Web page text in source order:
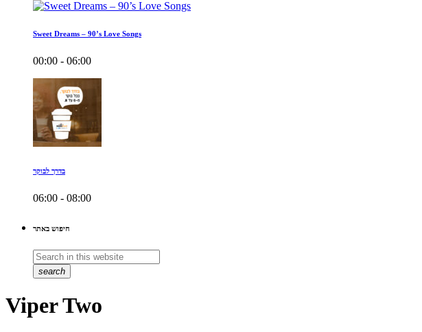
Sweet Dreams – 90’s Love Songs
00:00 - 06:00
בדרך לבוקר
06:00 - 08:00
חיפוש באתר
search
Viper Two